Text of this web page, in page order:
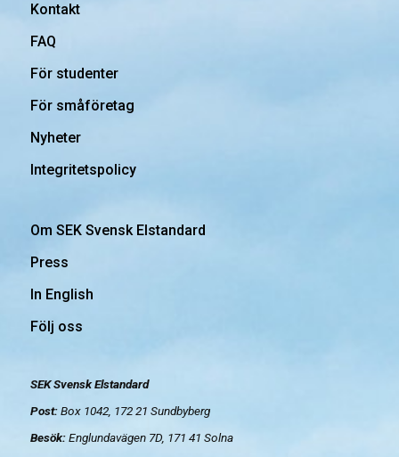
Kontakt
FAQ
För studenter
För småföretag
Nyheter
Integritetspolicy
Om SEK Svensk Elstandard
Press
In English
Följ oss
SEK Svensk Elstandard
Post:Box 1042, 172 21 Sundbyberg
Besök:Englundavägen 7D, 171 41 Solna